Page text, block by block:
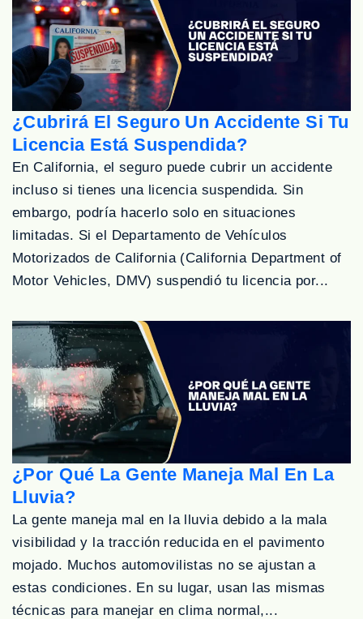
¿Cubrirá El Seguro Un Accidente Si Tu
Licencia Está Suspendida?
En California, el seguro puede cubrir un accidente
incluso si tienes una licencia suspendida. Sin
embargo, podría hacerlo solo en situaciones
limitadas. Si el Departamento de Vehículos
Motorizados de California (California Department of
Motor Vehicles, DMV) suspendió tu licencia por...
¿Por Qué La Gente Maneja Mal En La
Lluvia?
La gente maneja mal en la lluvia debido a la mala
visibilidad y la tracción reducida en el pavimento
mojado. Muchos automovilistas no se ajustan a
estas condiciones. En su lugar, usan las mismas
técnicas para manejar en clima normal,...